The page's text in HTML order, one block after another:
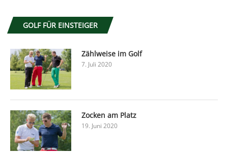
GOLF FÜR EINSTEIGER
Zählweise im Golf
7. Juli 2020
Zocken am Platz
19. Juni 2020